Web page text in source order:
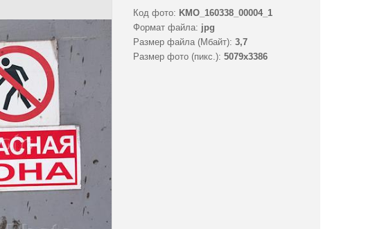
Код фото: KMO_160338_00004_1
Формат файла: jpg
Размер файла (Мбайт): 3,7
Размер фото (пикс.): 5079x3386